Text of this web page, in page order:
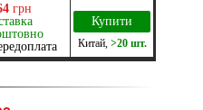
грн
Купити
Китай, >20 шт.